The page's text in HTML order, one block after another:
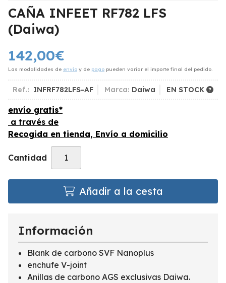
CAÑA INFEET RF782 LFS
(Daiwa)
142,00€
Las modalidades de envío y de pago pueden variar el importe final del pedido.
Ref.: INFRF782LFS-AF Marca: Daiwa EN STOCK
envío gratis*
a través de
Recogida en tienda, Envío a domicilio
Cantidad
Añadir a la cesta
Información
Blank de carbono SVF Nanoplus
enchufe V-joint
Anillas de carbono AGS exclusivas Daiwa.